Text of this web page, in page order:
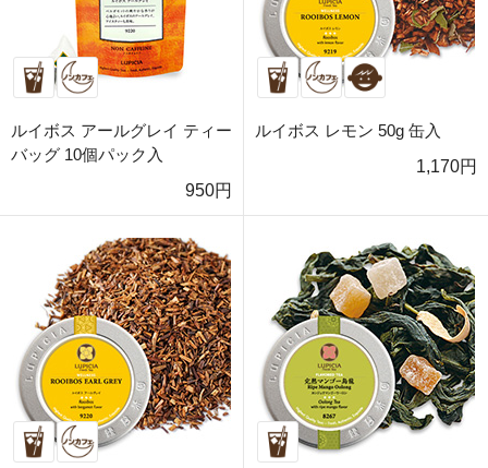
ルイボス アールグレイ ティー
バッグ 10個パック入
950円
ルイボス レモン 50g 缶入
1,170円